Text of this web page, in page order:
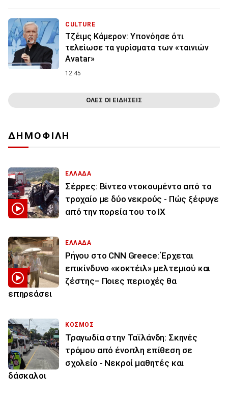
CULTURE
Τζέιμς Κάμερον: Υπονόησε ότι
τελείωσε τα γυρίσματα των «ταινιών
Avatar»
12:45
ΟΛΕΣ ΟΙ ΕΙΔΗΣΕΙΣ
ΔΗΜΟΦΙΛΗ
ΕΛΛΑΔΑ
Σέρρες: Βίντεο ντοκουμέντο από το
τροχαίο με δύο νεκρούς - Πώς ξέφυγε
από την πορεία του το ΙΧ
ΕΛΛΑΔΑ
Ρήγου στο CNN Greece: Έρχεται
επικίνδυνο «κοκτέιλ» μελτεμιού και
ζέστης– Ποιες περιοχές θα
επηρεάσει
ΚΟΣΜΟΣ
Τραγωδία στην Ταϊλάνδη: Σκηνές
τρόμου από ένοπλη επίθεση σε
σχολείο - Νεκροί μαθητές και
δάσκαλοι